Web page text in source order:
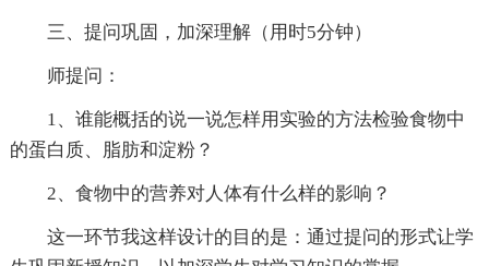
三、提问巩固，加深理解（用时5分钟）
师提问：
1、谁能概括的说一说怎样用实验的方法检验食物中
的蛋白质、脂肪和淀粉？
2、食物中的营养对人体有什么样的影响？
这一环节我这样设计的目的是：通过提问的形式让学